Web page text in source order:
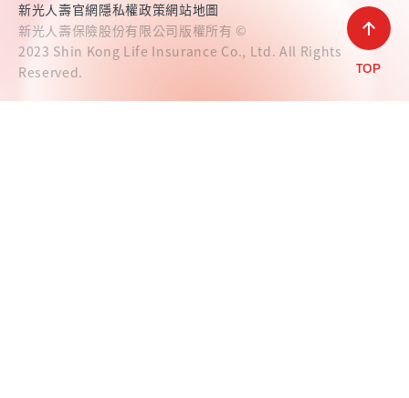
新光人壽官網隱私權政策網站地圖
新光人壽保險股份有限公司版權所有 ©
2023 Shin Kong Life Insurance Co., Ltd. All Rights
Reserved.
TOP